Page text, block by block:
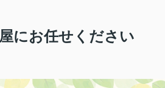
にお任せください